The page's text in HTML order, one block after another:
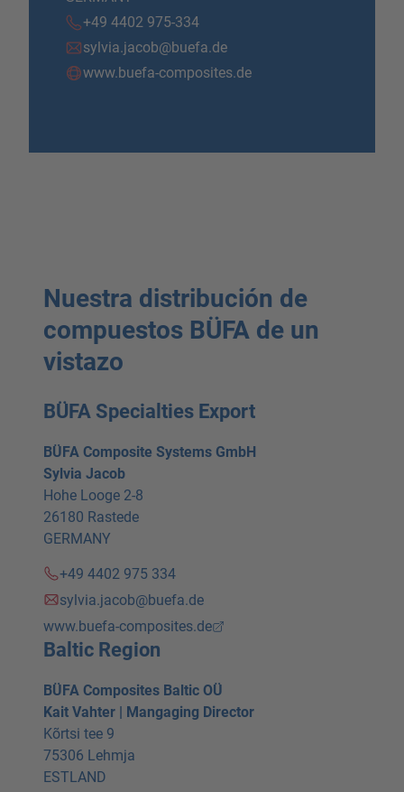
+49 4402 975-334
sylvia.jacob@buefa.de
www.buefa-composites.de
Nuestra distribución de
compuestos BÜFA de un
vistazo
BÜFA Specialties Export
BÜFA Composite Systems GmbH
Sylvia Jacob
Hohe Looge 2-8
26180 Rastede
GERMANY
+49 4402 975 334
sylvia.jacob@buefa.de
www.buefa-composites.de
Baltic Region
BÜFA Composites Baltic OÜ
Kait Vahter | Mangaging Director
Kõrtsi tee 9
75306 Lehmja
ESTLAND